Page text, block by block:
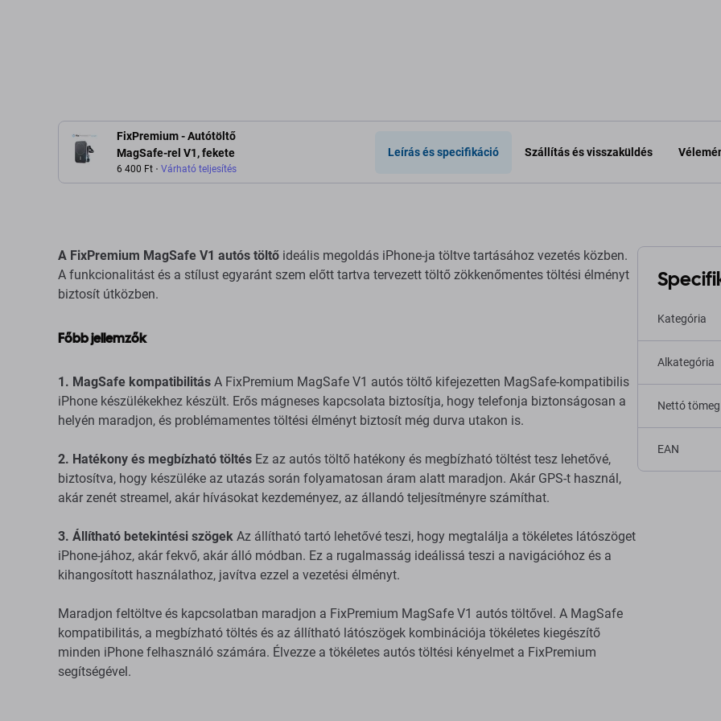
FixPremium - Autótöltő
MagSafe-rel V1, fekete
6 400 Ft Várható teljesítés
Leírás és specifikáció Szállítás és visszaküldés
A FixPremium MagSafe V1 autós töltő ideális megoldás iPhone-ja töltve tartásához vezetés közben.
A funkcionalitást és a stílust egyaránt szem előtt tartva tervezett töltő zökkenőmentes töltési élményt
biztosít útközben.
Főbb jellemzők
1. MagSafe kompatibilitás A FixPremium MagSafe V1 autós töltő kifejezetten MagSafe-kompatibilis
iPhone készülékekhez készült. Erős mágneses kapcsolata biztosítja, hogy telefonja biztonságosan a
helyén maradjon, és problémamentes töltési élményt biztosít még durva utakon is.
2. Hatékony és megbízható töltés Ez az autós töltő hatékony és megbízható töltést tesz lehetővé,
biztosítva, hogy készüléke az utazás során folyamatosan áram alatt maradjon. Akár GPS-t használ,
akár zenét streamel, akár hívásokat kezdeményez, az állandó teljesítményre számíthat.
3. Állítható betekintési szögek Az állítható tartó lehetővé teszi, hogy megtalálja a tökéletes látószöget
iPhone-jához, akár fekvő, akár álló módban. Ez a rugalmasság ideálissá teszi a navigációhoz és a
kihangosított használathoz, javítva ezzel a vezetési élményt.
Maradjon feltöltve és kapcsolatban maradjon a FixPremium MagSafe V1 autós töltővel. A MagSafe
kompatibilitás, a megbízható töltés és az állítható látószögek kombinációja tökéletes kiegészítő
minden iPhone felhasználó számára. Élvezze a tökéletes autós töltési kényelmet a FixPremium
segítségével.
Kategória
Alkategória
Nettó
EAN